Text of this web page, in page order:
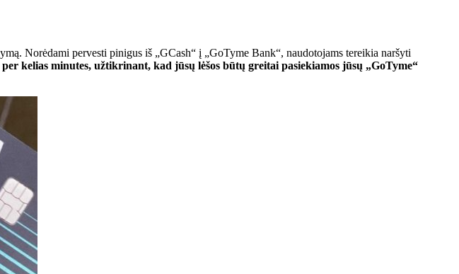
Norėdami pervesti pinigus iš „GCash“ į „GoTyme Bank“, naudotojams tereikia naršyti
kelias minutes, užtikrinant, kad jūsų lėšos būtų greitai pasiekiamos jūsų „GoTyme“